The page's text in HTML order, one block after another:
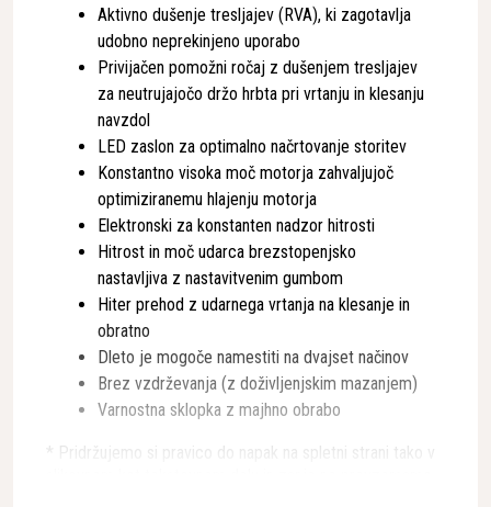
Aktivno dušenje tresljajev (RVA), ki zagotavlja
udobno neprekinjeno uporabo
Privijačen pomožni ročaj z dušenjem tresljajev
za neutrujajočo držo hrbta pri vrtanju in klesanju
navzdol
LED zaslon za optimalno načrtovanje storitev
Konstantno visoka moč motorja zahvaljujoč
optimiziranemu hlajenju motorja
Elektronski za konstanten nadzor hitrosti
Hitrost in moč udarca brezstopenjsko
nastavljiva z nastavitvenim gumbom
Hiter prehod z udarnega vrtanja na klesanje in
obratno
Dleto je mogoče namestiti na dvajset načinov
Brez vzdrževanja (z doživljenjskim mazanjem)
Varnostna sklopka z majhno obrabo
* Pridržujemo si pravico do napak na spletni strani tako v